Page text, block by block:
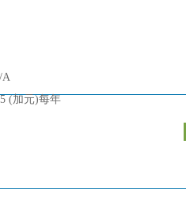
A
(加元)每年